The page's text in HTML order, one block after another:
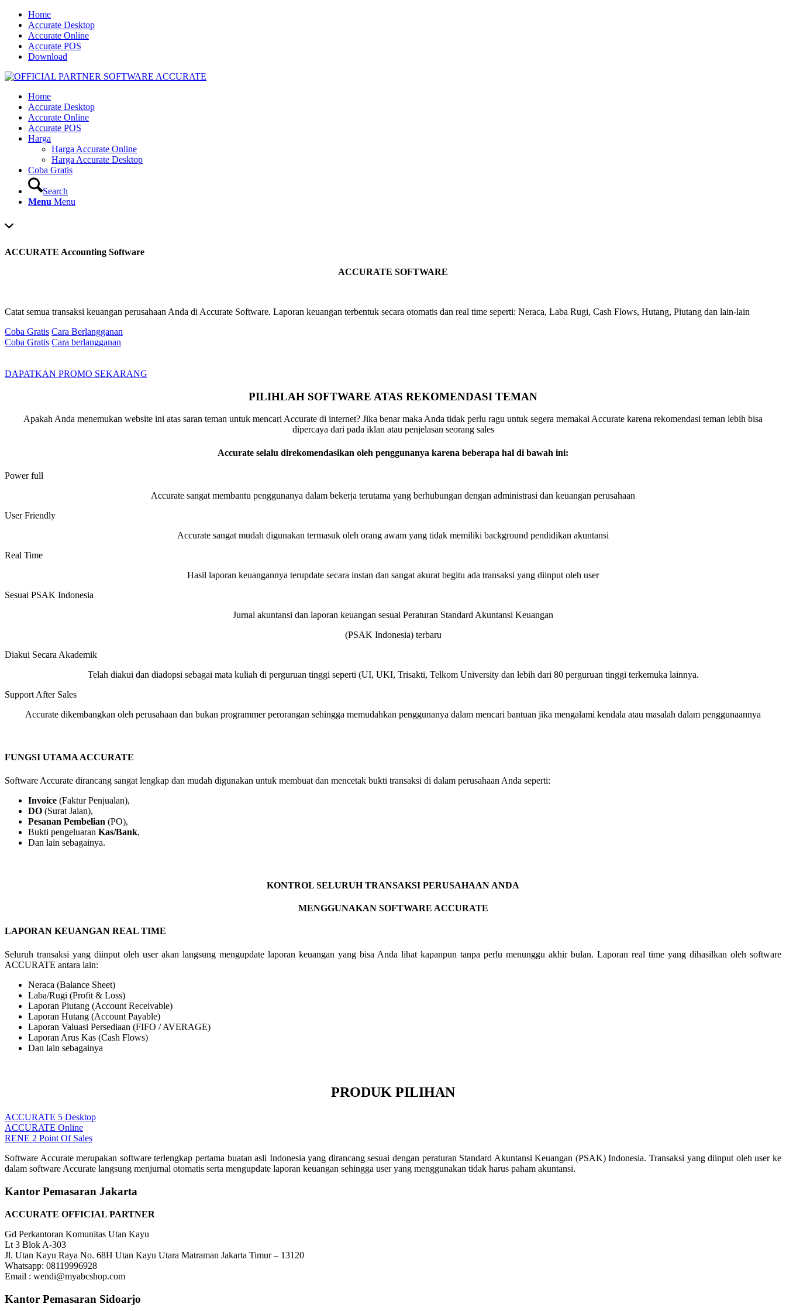
Home
Accurate Desktop
Accurate Online
Accurate POS
Download
Home
Accurate Desktop
Accurate Online
Accurate POS
Harga
Harga Accurate Online
Harga Accurate Desktop
Coba Gratis
Search
Menu Menu
ACCURATE Accounting Software
ACCURATE SOFTWARE
Catat semua transaksi keuangan perusahaan Anda di Accurate Software. Laporan keuangan terbentuk secara otomatis dan real time seperti: Neraca, Laba Rugi, Cash Flows, Hutang, Piutang dan lain-lain
Coba Gratis Cara Berlangganan
Coba Gratis Cara berlangganan
DAPATKAN PROMO SEKARANG
PILIHLAH SOFTWARE ATAS REKOMENDASI TEMAN
Apakah Anda menemukan website ini atas saran teman untuk mencari Accurate di internet? Jika benar maka Anda tidak perlu ragu untuk segera memakai Accurate karena rekomendasi teman lebih bisa
dipercaya dari pada iklan atau penjelasan seorang sales
Accurate selalu direkomendasikan oleh penggunanya karena beberapa hal di bawah ini:
Power full
Accurate sangat membantu penggunanya dalam bekerja terutama yang berhubungan dengan administrasi dan keuangan perusahaan
User Friendly
Accurate sangat mudah digunakan termasuk oleh orang awam yang tidak memiliki background pendidikan akuntansi
Real Time
Hasil laporan keuangannya terupdate secara instan dan sangat akurat begitu ada transaksi yang diinput oleh user
Sesuai PSAK Indonesia
Jurnal akuntansi dan laporan keuangan sesuai Peraturan Standard Akuntansi Keuangan
(PSAK Indonesia) terbaru
Diakui Secara Akademik
Telah diakui dan diadopsi sebagai mata kuliah di perguruan tinggi seperti (UI, UKI, Trisakti, Telkom University dan lebih dari 80 perguruan tinggi terkemuka lainnya.
Support After Sales
Accurate dikembangkan oleh perusahaan dan bukan programmer perorangan sehingga memudahkan penggunanya dalam mencari bantuan jika mengalami kendala atau masalah dalam penggunaannya
FUNGSI UTAMA ACCURATE
Software Accurate dirancang sangat lengkap dan mudah digunakan untuk membuat dan mencetak bukti transaksi di dalam perusahaan Anda seperti:
Invoice (Faktur Penjualan),
DO (Surat Jalan),
Pesanan Pembelian (PO),
Bukti pengeluaran Kas/Bank,
Dan lain sebagainya.
KONTROL SELURUH TRANSAKSI PERUSAHAAN ANDA
MENGGUNAKAN SOFTWARE ACCURATE
LAPORAN KEUANGAN REAL TIME
Seluruh transaksi yang diinput oleh user akan langsung mengupdate laporan keuangan yang bisa Anda lihat kapanpun tanpa perlu menunggu akhir bulan. Laporan real time yang dihasilkan oleh software
ACCURATE antara lain:
Neraca (Balance Sheet)
Laba/Rugi (Profit & Loss)
Laporan Piutang (Account Receivable)
Laporan Hutang (Account Payable)
Laporan Valuasi Persediaan (FIFO / AVERAGE)
Laporan Arus Kas (Cash Flows)
Dan lain sebagainya
PRODUK PILIHAN
ACCURATE 5 Desktop
ACCURATE Online
RENE 2 Point Of Sales
Software Accurate merupakan software terlengkap pertama buatan asli Indonesia yang dirancang sesuai dengan peraturan Standard Akuntansi Keuangan (PSAK) Indonesia. Transaksi yang diinput oleh user ke
dalam software Accurate langsung menjurnal otomatis serta mengupdate laporan keuangan sehingga user yang menggunakan tidak harus paham akuntansi.
Kantor Pemasaran Jakarta
ACCURATE OFFICIAL PARTNER
Gd Perkantoran Komunitas Utan Kayu
Lt 3 Blok A-303
Jl. Utan Kayu Raya No. 68H Utan Kayu Utara Matraman Jakarta Timur – 13120
Whatsapp: 08119996928
Email : wendi@myabcshop.com
Kantor Pemasaran Sidoarjo